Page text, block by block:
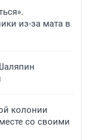
из-за мата в
колонии
со своими